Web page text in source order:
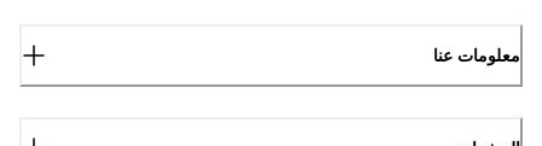
معلومات عنا